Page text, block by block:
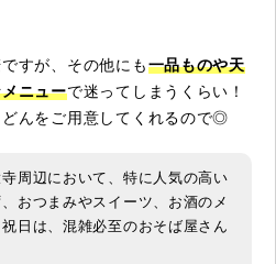
すが、その他にも一品ものや天
ニューで迷ってしまうくらい！
んをご用意してくれるので◎
周辺において、特に人気の高い
おつまみやスイーツ、お酒のメ
日は、混雑必至のおそば屋さん